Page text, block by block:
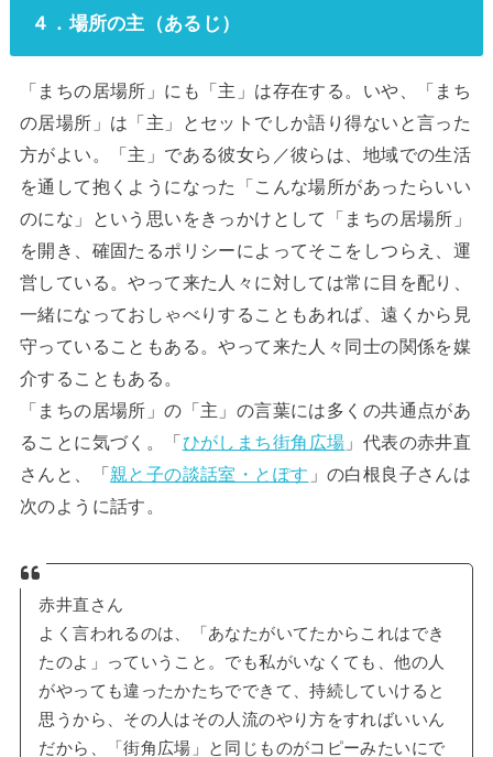
４．場所の主（あるじ）
「まちの居場所」にも「主」は存在する。いや、「まち
の居場所」は「主」とセットでしか語り得ないと言った
方がよい。「主」である彼女ら／彼らは、地域での生活
を通して抱くようになった「こんな場所があったらいい
のにな」という思いをきっかけとして「まちの居場所」
を開き、確固たるポリシーによってそこをしつらえ、運
営している。やって来た人々に対しては常に目を配り、
一緒になっておしゃべりすることもあれば、遠くから見
守っていることもある。やって来た人々同士の関係を媒
介することもある。
「まちの居場所」の「主」の言葉には多くの共通点があ
ることに気づく。「 ひがしまち街角広場 」代表の赤井直
さんと、「 親と子の談話室・とぽす 」の白根良子さんは
次のように話す。
赤井直さん
よく言われるのは、「あなたがいてたからこれはでき
たのよ」っていうこと。でも私がいなくても、他の人
がやっても違ったかたちでできて、持続していけると
思うから、その人はその人流のやり方をすればいいん
だから、「街角広場」と同じものがコピーみたいにで